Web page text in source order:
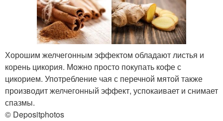
Хорошим желчегонным эффектом обладают листья и
корень цикория. Можно просто покупать кофе с
цикорием. Употребление чая с перечной мятой также
производит желчегонный эффект, успокаивает и снимает
спазмы.
© Depositphotos